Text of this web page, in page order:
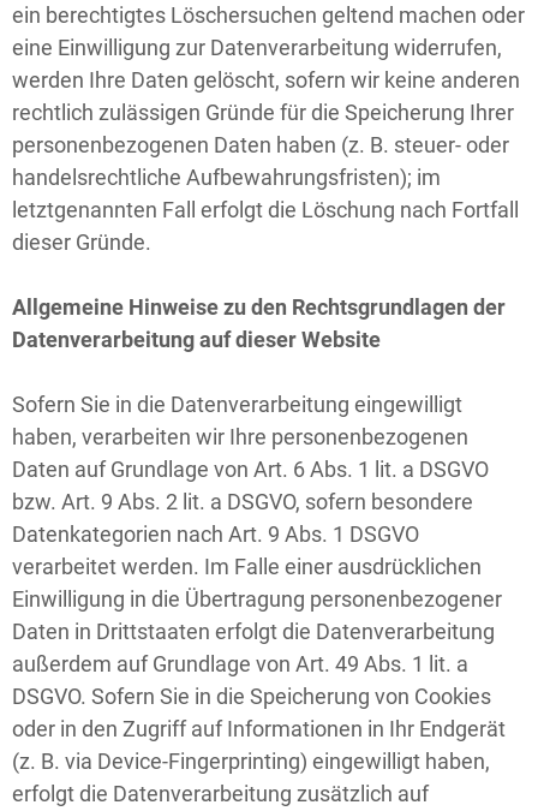
ein berechtigtes Löschersuchen geltend machen oder
eine Einwilligung zur Datenverarbeitung widerrufen,
werden Ihre Daten gelöscht, sofern wir keine anderen
rechtlich zulässigen Gründe für die Speicherung Ihrer
personenbezogenen Daten haben (z. B. steuer- oder
handelsrechtliche Aufbewahrungsfristen); im
letztgenannten Fall erfolgt die Löschung nach Fortfall
dieser Gründe.
Allgemeine Hinweise zu den Rechtsgrundlagen der
Datenverarbeitung auf dieser Website
Sofern Sie in die Datenverarbeitung eingewilligt
haben, verarbeiten wir Ihre personenbezogenen
Daten auf Grundlage von Art. 6 Abs. 1 lit. a DSGVO
bzw. Art. 9 Abs. 2 lit. a DSGVO, sofern besondere
Datenkategorien nach Art. 9 Abs. 1 DSGVO
verarbeitet werden. Im Falle einer ausdrücklichen
Einwilligung in die Übertragung personenbezogener
Daten in Drittstaaten erfolgt die Datenverarbeitung
außerdem auf Grundlage von Art. 49 Abs. 1 lit. a
DSGVO. Sofern Sie in die Speicherung von Cookies
oder in den Zugriff auf Informationen in Ihr Endgerät
(z. B. via Device-Fingerprinting) eingewilligt haben,
erfolgt die Datenverarbeitung zusätzlich auf